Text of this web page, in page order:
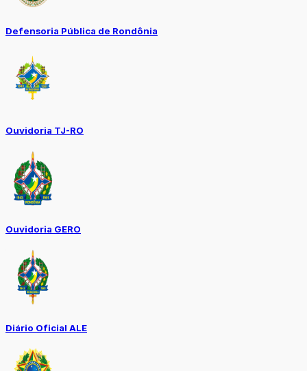
Defensoria Pública de Rondônia
Ouvidoria TJ-RO
Ouvidoria GERO
Diário Oficial ALE